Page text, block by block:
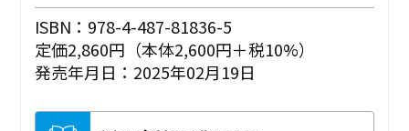
ISBN：978-4-487-81836-5
定価2,860円（本体2,600円＋税10%）
発売年月日：2025年02月19日